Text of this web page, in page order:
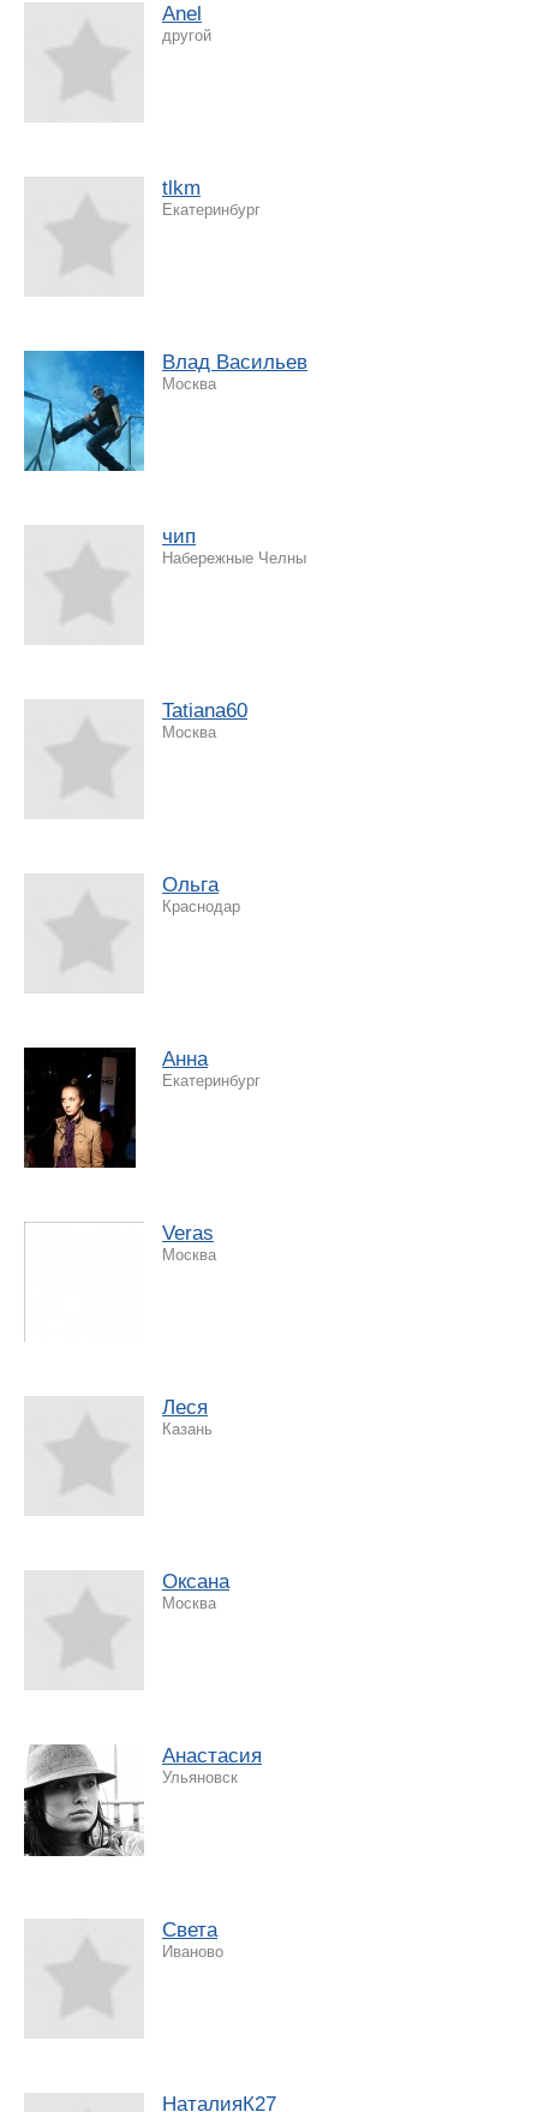
Anel
другой
tlkm
Екатеринбург
Влад Васильев
Москва
чип
Набережные Челны
Tatiana60
Москва
Ольга
Краснодар
Анна
Екатеринбург
Veras
Москва
Леся
Казань
Оксана
Москва
Анастасия
Ульяновск
Света
Иваново
НаталияК27